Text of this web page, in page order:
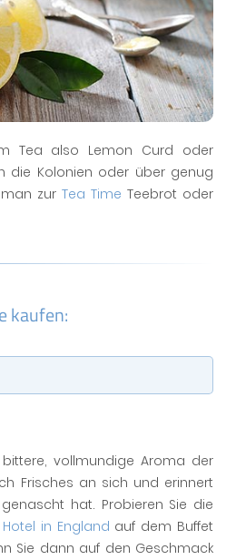
Tea also Lemon Curd oder
die Kolonien oder über genug
zur Tea Time Teebrot oder
kaufen:
vollmundige Aroma der
Frisches an sich und erinnert
hat. Probieren Sie die
Hotel in England auf dem Buffet
Sie dann auf den Geschmack